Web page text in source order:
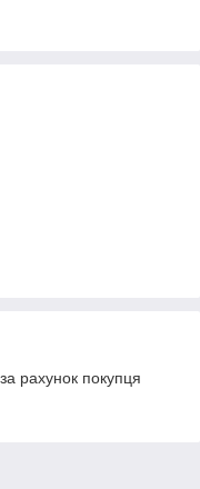
рахунок покупця